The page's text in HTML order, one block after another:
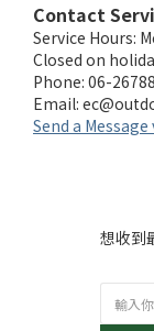
Contact
Service Hours:
Closed on
Phone: 06-
Email:
Send a
想收到